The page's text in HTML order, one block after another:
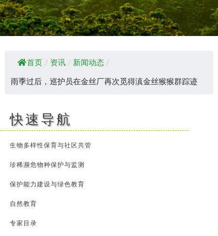
首页 / 资讯 / 新闻动态 /
雨季过后，巡护员在金丝厂再次觅得滇金丝猴猴群踪迹
快速导航
生物多样性保育与社区共管
珍稀濒危物种保护与监测
保护能力建设与绿色教育
自然教育
专家目录